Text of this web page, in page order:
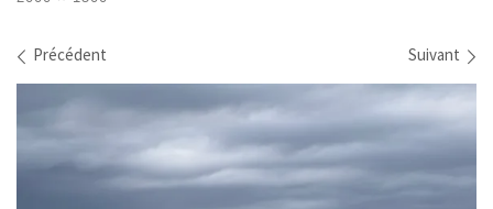
Navigation dans les images
Précédent Suivant